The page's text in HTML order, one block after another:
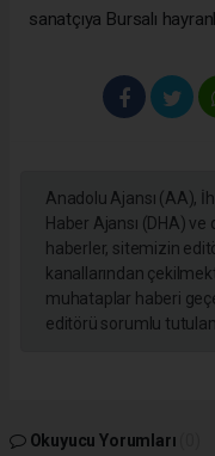
sanatçıya Bursalı
Anadolu Ajansı (AA),
Haber Ajansı (DHA)
haberler, sitemizin
kanallarından
muhataplar haberi
editörü sorumlu
Okuyucu Yorumları